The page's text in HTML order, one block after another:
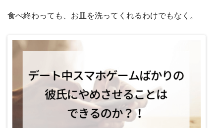
食べ終わっても、お皿を洗ってくれるわけでもなく。